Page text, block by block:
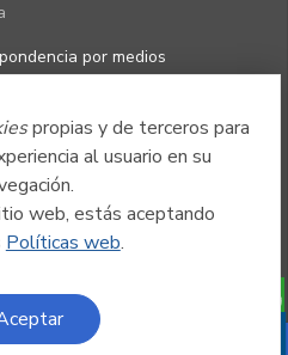
propias y de terceros para
al usuario en su
web, estás aceptando
Políticas web.
por medios
hábiles) de 8:15 a.m. a 4:45